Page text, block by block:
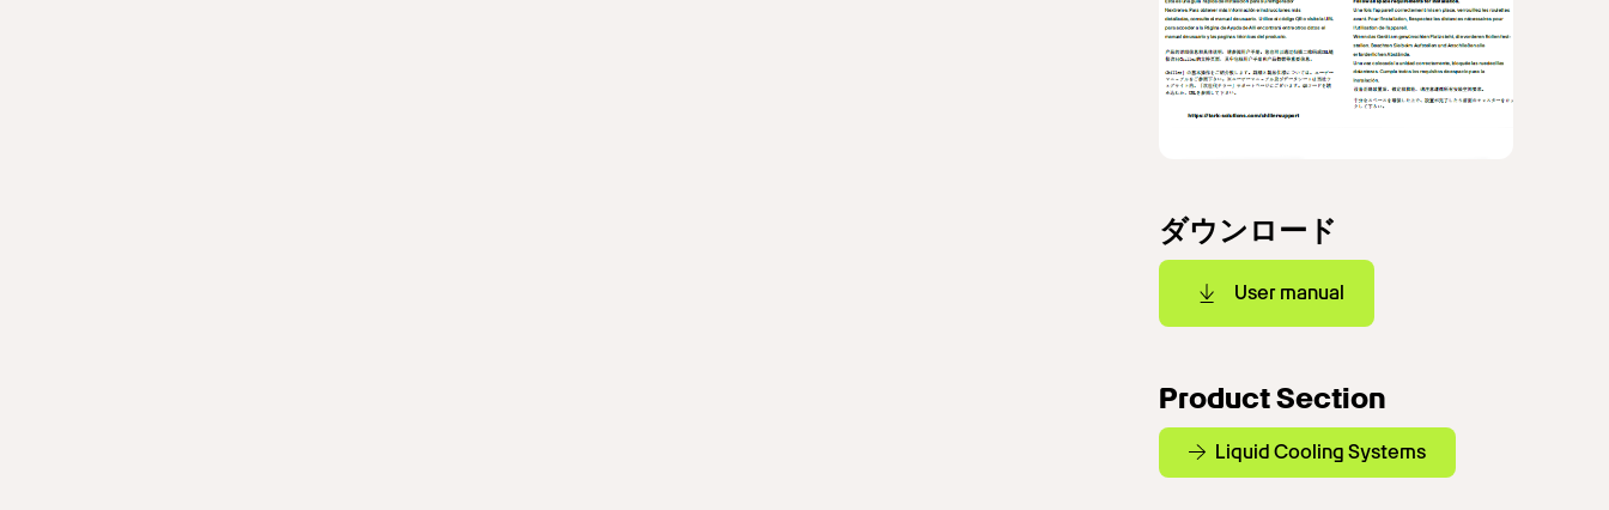
ダウンロード
User manual
Product Section
Liquid Cooling Systems